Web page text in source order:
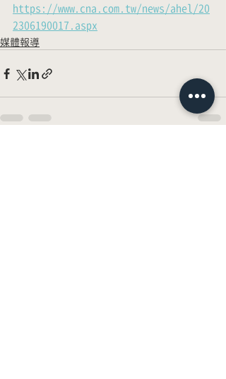
https://www.cna.com.tw/news/ahel/20
2306190017.aspx
媒體報導